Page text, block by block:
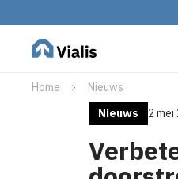
Home
Nieuws
Nieuws
2 mei